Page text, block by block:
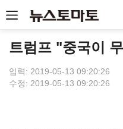
트럼프 "중국이
입력: 2019-05-13 09:20:26
수정: 2019-05-13 09:20:26